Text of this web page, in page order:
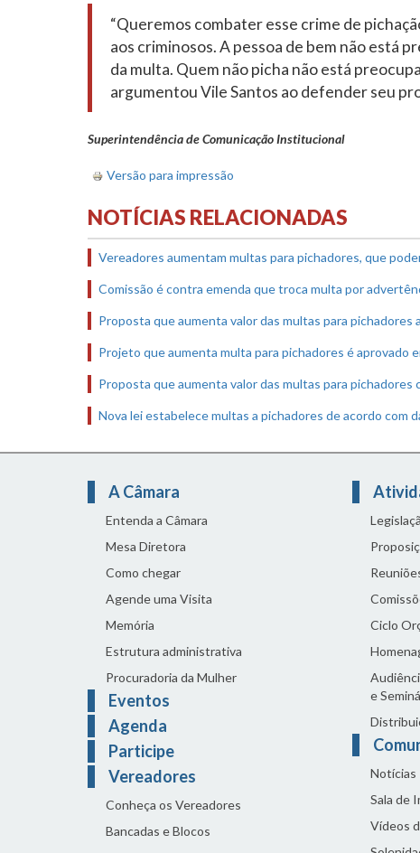
“Queremos combater esse crime de
aos criminosos. A pessoa de bem não está
da multa. Quem não picha não está
argumentou Vile Santos ao defender seu
Superintendência de Comunicação Institucional
Versão para impressão
NOTÍCIAS RELACIONADAS
Vereadores aumentam multas para pichadores, que
Comissão é contra emenda que troca multa por
Proposta que aumenta valor das multas para pichadores
Projeto que aumenta multa para pichadores é aprovado
Proposta que aumenta valor das multas para pichadores
Nova lei estabelece multas a pichadores de acordo com
A Câmara
Entenda a Câmara
Mesa Diretora
Como chegar
Agende uma Visita
Memória
Estrutura administrativa
Procuradoria da Mulher
Eventos
Agenda
Participe
Vereadores
Conheça os Vereadores
Bancadas e Blocos
Ciclo
e
Notícias
Sala de
Vídeos